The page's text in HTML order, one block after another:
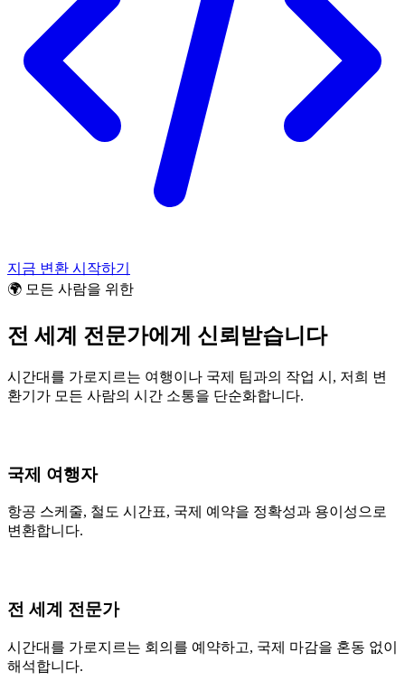
지금 변환 시작하기
🌍 모든 사람을 위한
전 세계 전문가에게 신뢰받습니다
시간대를 가로지르는 여행이나 국제 팀과의 작업 시, 저희 변
환기가 모든 사람의 시간 소통을 단순화합니다.
국제 여행자
항공 스케줄, 철도 시간표, 국제 예약을 정확성과 용이성으로
변환합니다.
전 세계 전문가
시간대를 가로지르는 회의를 예약하고, 국제 마감을 혼동 없이
해석합니다.